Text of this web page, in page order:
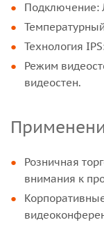
Подключение:
Технология
Режим
видеостен.
Розничная
внимания к